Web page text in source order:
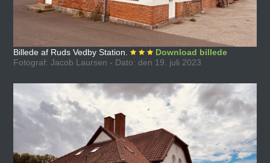
Billede af Ruds Vedby Station.
Download billede
Fotograf: Jacob Laursen - Dato: den 19. juli 2023